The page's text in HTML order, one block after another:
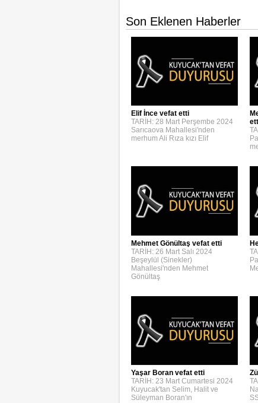
Son Eklenen Haberler
Elif İnce vefat etti
TARİH: 28 Mart Perşembe 2024
Sarıcaova Mahallesi'nden
merhum Ali Rıza kızı Elif
Mehmet Gönültaş vefat etti
TARİH: 26 Mart Salı 2024
Beşeylül (Sinekler)
Mahallesi'nden Mehmet
Gönültaş
Yaşar Boran vefat etti
TARİH: 23 Mart Cumartesi 2024
Kuyucak'tan Selim, Halit ve
Süleyman Boran'ın